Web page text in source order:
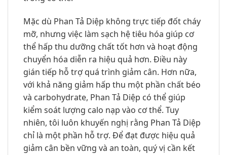
Mặc dù Phan Tả Diệp không trực tiếp đốt cháy
mỡ, nhưng việc làm sạch hệ tiêu hóa giúp cơ
thể hấp thu dưỡng chất tốt hơn và hoạt động
chuyển hóa diễn ra hiệu quả hơn. Điều này
gián tiếp hỗ trợ quá trình giảm cân. Hơn nữa,
với khả năng giảm hấp thu một phần chất béo
và carbohydrate, Phan Tả Diệp có thể giúp
kiểm soát lượng calo nạp vào cơ thể. Tuy
nhiên, tôi luôn khuyến nghị rằng Phan Tả Diệp
chỉ là một phần hỗ trợ. Để đạt được hiệu quả
giảm cân bền vững và an toàn, quý vị cần kết